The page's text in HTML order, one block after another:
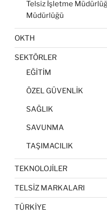
Telsiz İşletme
Müdürlüğü
OKTH
SEKTÖRLER
EĞİTİM
ÖZEL GÜVENLİK
SAĞLIK
SAVUNMA
TAŞIMACILIK
TEKNOLOJİLER
TELSİZ MARKALARI
TÜRKİYE